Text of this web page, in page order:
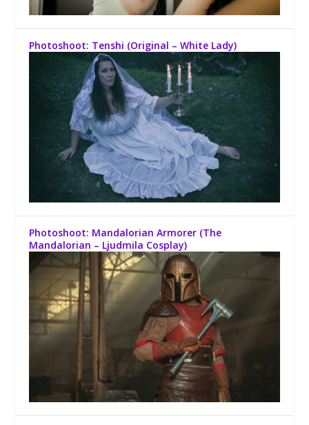
Photoshoot: Tenshi (Original – White Lady)
Photoshoot: Mandalorian Armorer (The
Mandalorian – Ljudmila Cosplay)